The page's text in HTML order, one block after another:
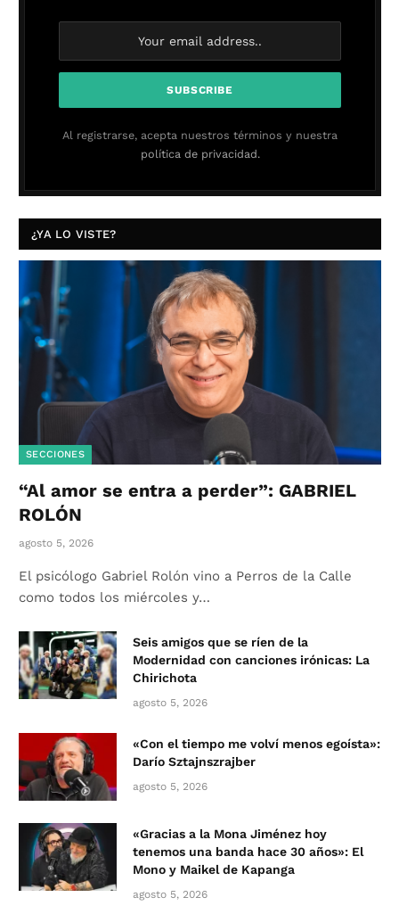
Al registrarse, acepta nuestros términos y nuestra
política de privacidad.
¿YA LO VISTE?
SECCIONES
“Al amor se entra a perder”: GABRIEL
ROLÓN
agosto 5, 2026
El psicólogo Gabriel Rolón vino a Perros de la Calle
como todos los miércoles y…
Seis amigos que se ríen de la
Modernidad con canciones irónicas: La
Chirichota
agosto 5, 2026
«Con el tiempo me volví menos egoísta»:
Darío Sztajnszrajber
agosto 5, 2026
«Gracias a la Mona Jiménez hoy
tenemos una banda hace 30 años»: El
Mono y Maikel de Kapanga
agosto 5, 2026